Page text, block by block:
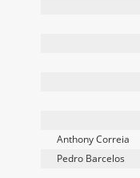
Anthony Correia
Pedro Barcelos